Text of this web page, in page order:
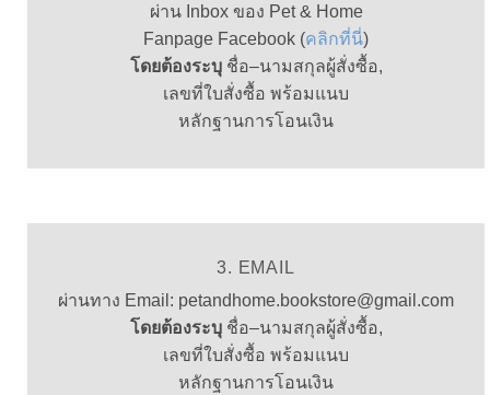
ผ่านInbox ของ Pet & Home
Fanpage Facebook (คลิกที่นี่)
โดยต้องระบุ ชื่อ–นามสกุลผู้สั่งซื้อ,
เลขที่ใบสั่งซื้อ พร้อมแนบ
หลักฐานการโอนเงิน
3. EMAIL
ผ่านทาง Email: petandhome.bookstore@gmail.com
โดยต้องระบุ ชื่อ–นามสกุลผู้สั่งซื้อ,
เลขที่ใบสั่งซื้อ พร้อมแนบ
หลักฐานการโอนเงิน